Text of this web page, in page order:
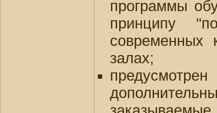
программы
принципу
современных
залах;